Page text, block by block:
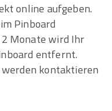
online aufgeben.
Pinboard
Monate wird Ihr
entfernt.
kontaktieren